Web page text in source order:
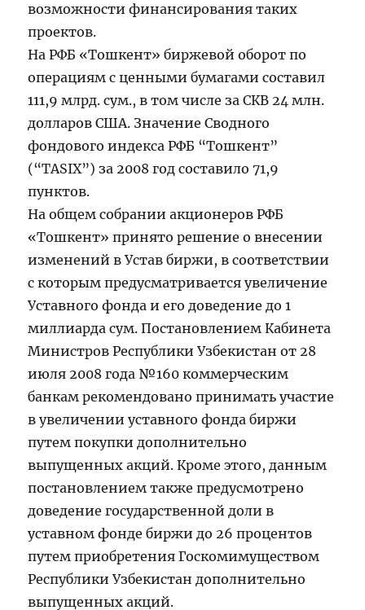
возможности финансирования таких
проектов.
На РФБ «Тошкент» биржевой оборот по
операциям с ценными бумагами составил
111,9 млрд. сум., в том числе за СКВ 24 млн.
долларов США. Значение Сводного
фондового индекса РФБ “Тошкент”
(“TASIX”) за 2008 год составило 71,9
пунктов.
На общем собрании акционеров РФБ
«Тошкент» принято решение о внесении
изменений в Устав биржи, в соответствии
с которым предусматривается увеличение
Уставного фонда и его доведение до 1
миллиарда сум. Постановлением Кабинета
Министров Республики Узбекистан от 28
июля 2008 года №160 коммерческим
банкам рекомендовано принимать участие
в увеличении уставного фонда биржи
путем покупки дополнительно
выпущенных акций. Кроме этого, данным
постановлением также предусмотрено
доведение государственной доли в
уставном фонде биржи до 26 процентов
путем приобретения Госкомимуществом
Республики Узбекистан дополнительно
выпущенных акций.